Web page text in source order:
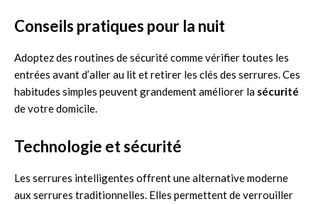
Conseils pratiques pour la nuit
Adoptez des routines de sécurité comme vérifier toutes les
entrées avant d’aller au lit et retirer les clés des serrures. Ces
habitudes simples peuvent grandement améliorer la sécurité
de votre domicile.
Technologie et sécurité
Les serrures intelligentes offrent une alternative moderne
aux serrures traditionnelles. Elles permettent de verrouiller